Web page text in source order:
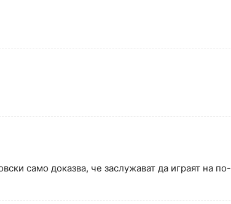
само доказва, че заслужават да играят на по-